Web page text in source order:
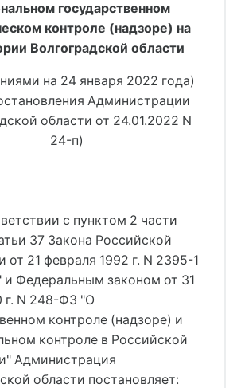
государственном
контроле (надзоре) на
Волгоградской области
на 24 января 2022 года)
Администрации
области от 24.01.2022 N
24-п)
с пунктом 2 части
37 Закона Российской
от 21 февраля 1992 г. N 2395-1
и Федеральным законом от 31
г. N 248-ФЗ "О
контроле (надзоре) и
контроле в Российской
Администрация
области постановляет: